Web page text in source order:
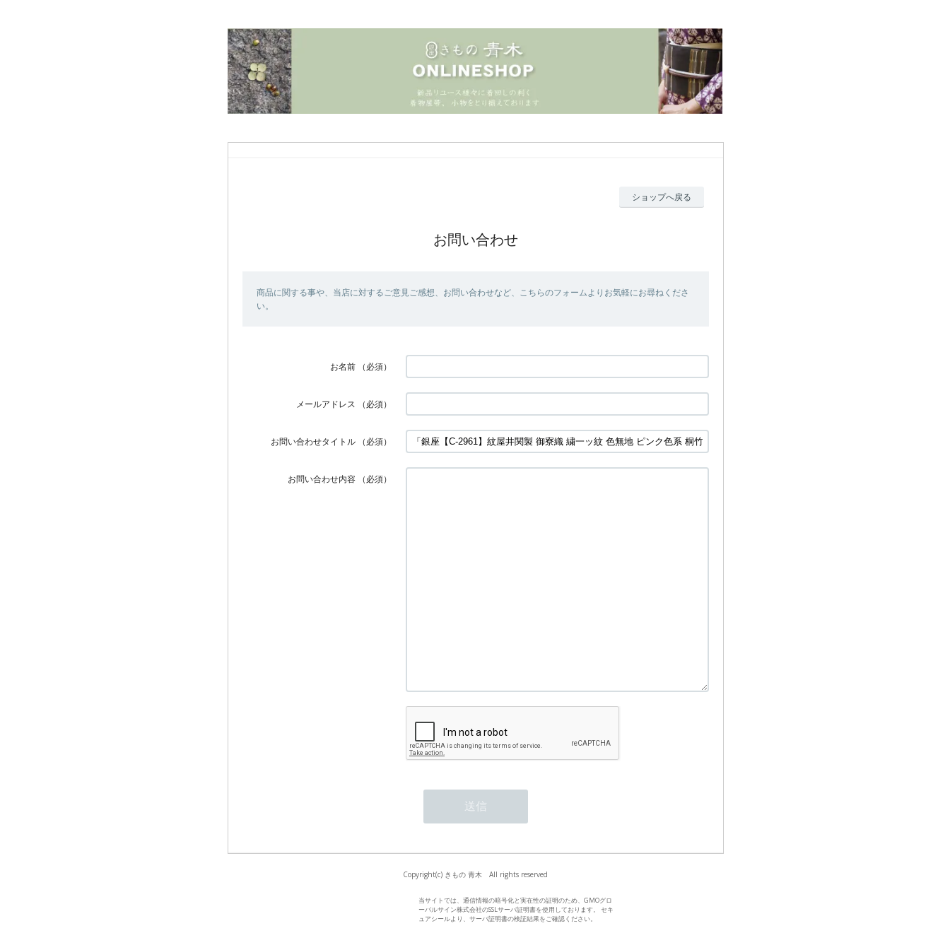
ショップへ戻る
お問い合わせ
商品に関する事や、当店に対するご意見ご感想、お問い合わせなど、こちらのフォームよりお気軽にお尋ねくださ
い。
お名前 （必須）
メールアドレス （必須）
お問い合わせタイトル （必須）
お問い合わせ内容 （必須）
Copyright(c) きもの 青木 All rights reserved
当サイトでは、通信情報の暗号化と実在性の証明のため、GMOグロ
ーバルサイン株式会社のSSLサーバ証明書を使用しております。 セキ
ュアシールより、サーバ証明書の検証結果をご確認ください。